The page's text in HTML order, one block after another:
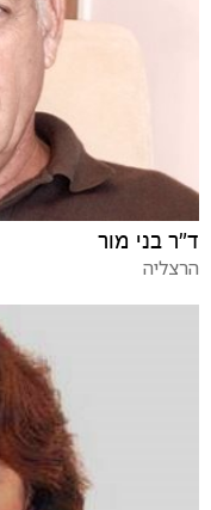
ד"ר בני מור
הרצליה